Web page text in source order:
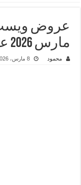
مارس 2026 عروض الفريش
محمود 8 مارس، 2026